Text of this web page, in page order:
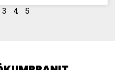
3 4 5